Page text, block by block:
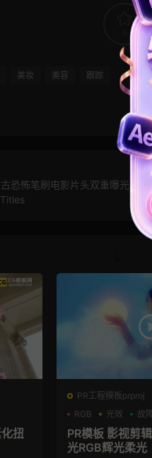
美妆 美容 跟踪
恐怖笔刷电影片头双重曝光动画
扭
PR工程模板prproj
RGB
光效 故
PR模板 影视剪
光RGB辉光柔光